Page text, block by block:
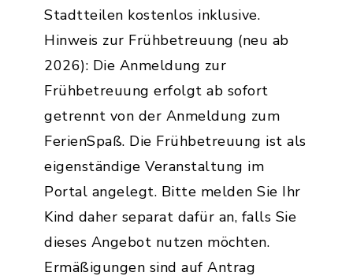
Stadtteilen kostenlos inklusive.
Hinweis zur Frühbetreuung (neu ab
2026): Die Anmeldung zur
Frühbetreuung erfolgt ab sofort
getrennt von der Anmeldung zum
FerienSpaß. Die Frühbetreuung ist als
eigenständige Veranstaltung im
Portal angelegt. Bitte melden Sie Ihr
Kind daher separat dafür an, falls Sie
dieses Angebot nutzen möchten.
Ermäßigungen sind auf Antrag